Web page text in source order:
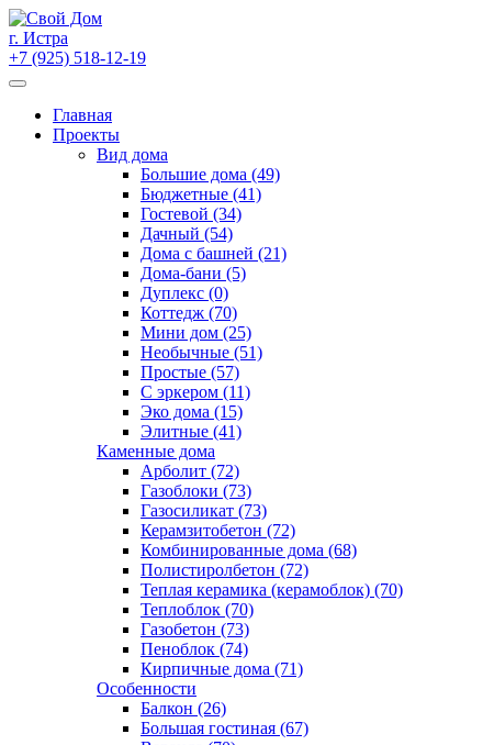
Skip
to
content
г. Истра
+7 (925) 518-12-19
Главная
Проекты
Вид дома
Большие дома (49)
Бюджетные (41)
Гостевой (34)
Дачный (54)
Дома с башней (21)
Дома-бани (5)
Дуплекс (0)
Коттедж (70)
Мини дом (25)
Необычные (51)
Простые (57)
С эркером (11)
Эко дома (15)
Элитные (41)
Каменные дома
Арболит (72)
Газоблоки (73)
Газосиликат (73)
Керамзитобетон (72)
Комбинированные дома (68)
Полистиролбетон (72)
Теплая керамика (керамоблок) (70)
Теплоблок (70)
Газобетон (73)
Пеноблок (74)
Кирпичные дома (71)
Особенности
Балкон (26)
Большая гостиная (67)